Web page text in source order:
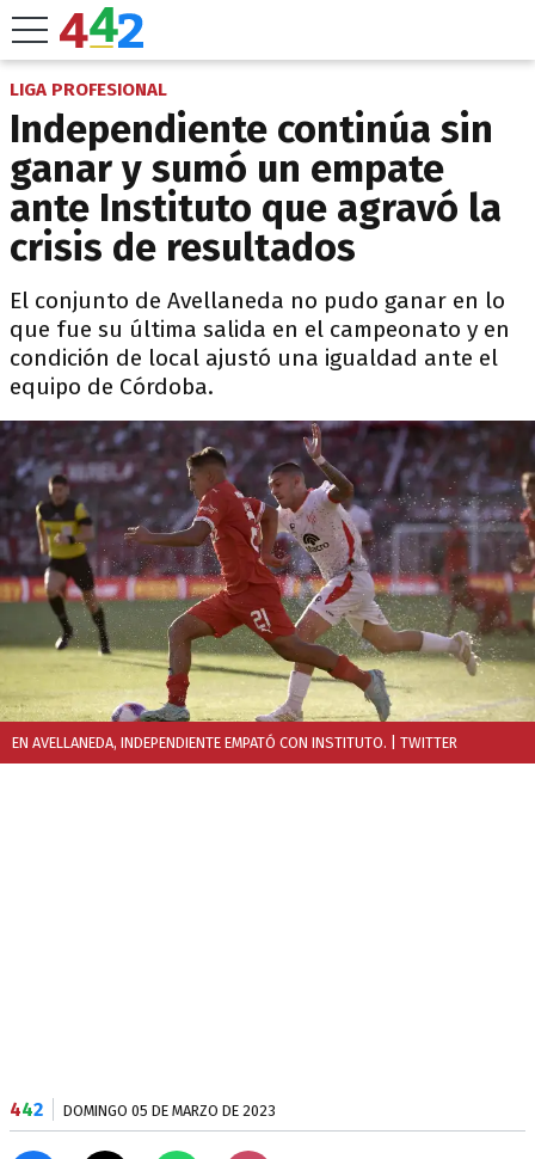
LIGA PROFESIONAL
Independiente continúa sin
ganar y sumó un empate
ante Instituto que agravó la
crisis de resultados
El conjunto de Avellaneda no pudo ganar en lo
que fue su última salida en el campeonato y en
condición de local ajustó una igualdad ante el
equipo de Córdoba.
EN AVELLANEDA, INDEPENDIENTE EMPATÓ CON INSTITUTO. | TWITTER
442 DOMINGO 05 DE MARZO DE 2023